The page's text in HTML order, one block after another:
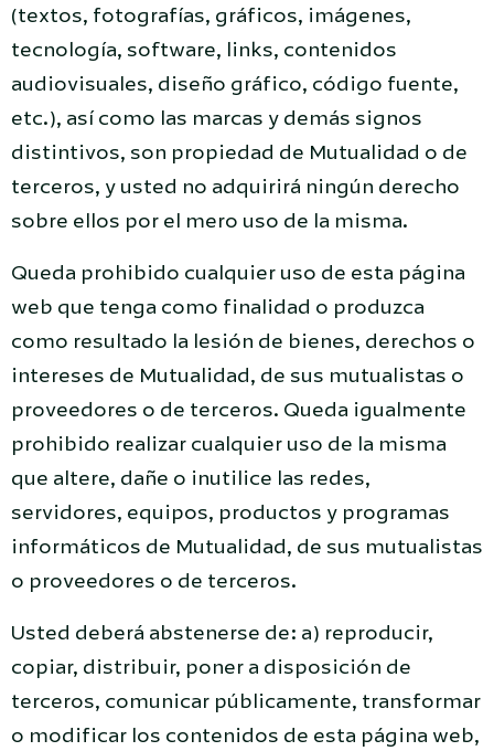
(textos, fotografías, gráficos, imágenes,
tecnología, software, links, contenidos
audiovisuales, diseño gráfico, código fuente,
etc.), así como las marcas y demás signos
distintivos, son propiedad de Mutualidad o de
terceros, y usted no adquirirá ningún derecho
sobre ellos por el mero uso de la misma.
Queda prohibido cualquier uso de esta página
web que tenga como finalidad o produzca
como resultado la lesión de bienes, derechos o
intereses de Mutualidad, de sus mutualistas o
proveedores o de terceros. Queda igualmente
prohibido realizar cualquier uso de la misma
que altere, dañe o inutilice las redes,
servidores, equipos, productos y programas
informáticos de Mutualidad, de sus mutualistas
o proveedores o de terceros.
Usted deberá abstenerse de: a) reproducir,
copiar, distribuir, poner a disposición de
terceros, comunicar públicamente, transformar
o modificar los contenidos de esta página web,